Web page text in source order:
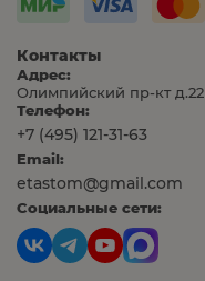
Контакты
Адрес:
Олимпийский пр-кт д.22
Телефон:
+7 (495) 121-31-63
Email:
etastom@gmail.com
Социальные сети: